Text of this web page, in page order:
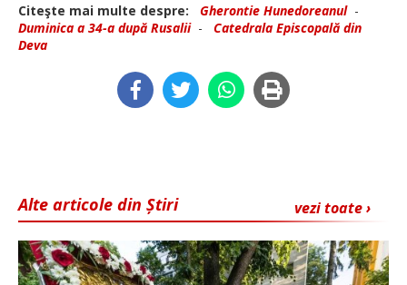
Citeşte mai multe despre: Gherontie Hunedoreanul-
Duminica a 34-a după Rusalii- Catedrala Episcopală din
Deva
vezi toate ›
Alte articole din Știri